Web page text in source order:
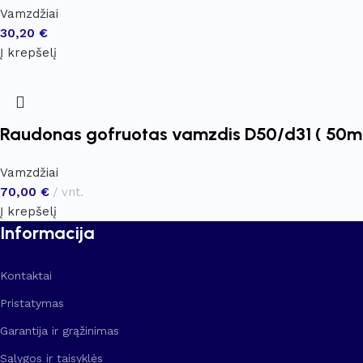
Vamzdžiai
30,20 €
Į krepšelį
Raudonas gofruotas vamzdis D50/d31 (
Vamzdžiai
70,00 €
vnt.
Į krepšelį
Informacija
Kontaktai
Pristatymas
Garantija ir grąžinimas
Sąlygos ir taisyklės